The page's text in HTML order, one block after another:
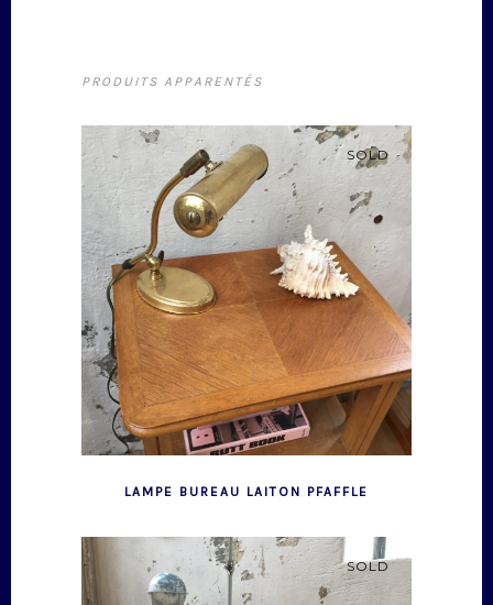
PRODUITS APPARENTÉS
SOLD
LAMPE BUREAU LAITON PFAFFLE
SOLD